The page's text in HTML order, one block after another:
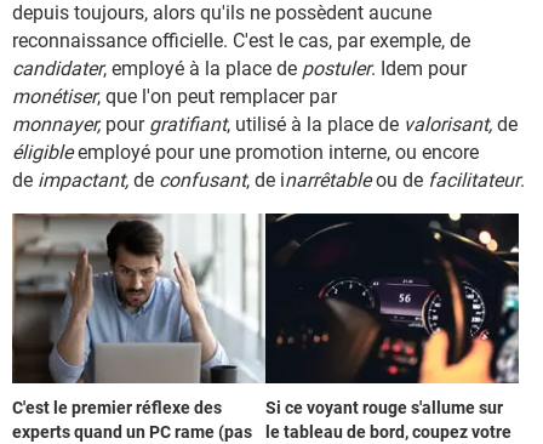
depuis toujours, alors qu'ils ne possèdent aucune
reconnaissance officielle. C'est le cas, par exemple, de
candidater, employé à la place de postuler. Idem pour
monétiser, que l'on peut remplacer par
monnayer, pour gratifiant, utilisé à la place de valorisant, de
éligibleemployé pour une promotion interne, ou encore
de impactant, de confusant, de inarrêtableou de facilitateur.
C'est le premier réflexe des
experts quand un PC rame (pas
Si ce voyant rouge s'allume sur
le tableau de bord, coupez votre